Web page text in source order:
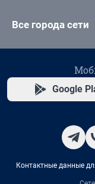
Все города сети
Google
Контактные данные